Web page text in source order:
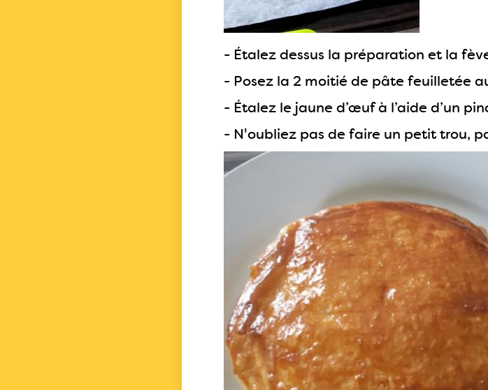
- Étalez dessus la préparation et la
- Posez la 2 moitié de pâte feuilletée
- Étalez le jaune d’œuf à l’aide d’un
- N'oubliez pas de faire un petit trou,